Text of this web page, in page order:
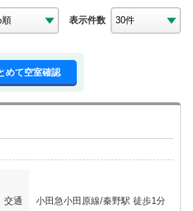
表示件数
めて空室確認
交通
小田急小田原線/秦野駅 徒歩1分